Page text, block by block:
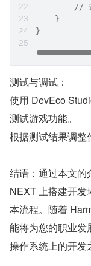
//
    }
}
测试与调试：
使用 DevEco
测试游戏功能。
根据测试结果调整
结语：通过本文的
NEXT 上搭建开发
本流程。随着
能将为您的职业发
操作系统上的开发